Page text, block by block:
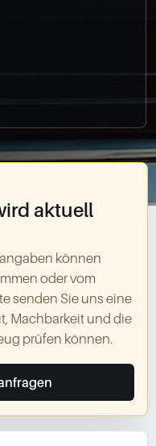
aktuell
können
oder vom
senden Sie uns eine
Machbarkeit und die
prüfen können.